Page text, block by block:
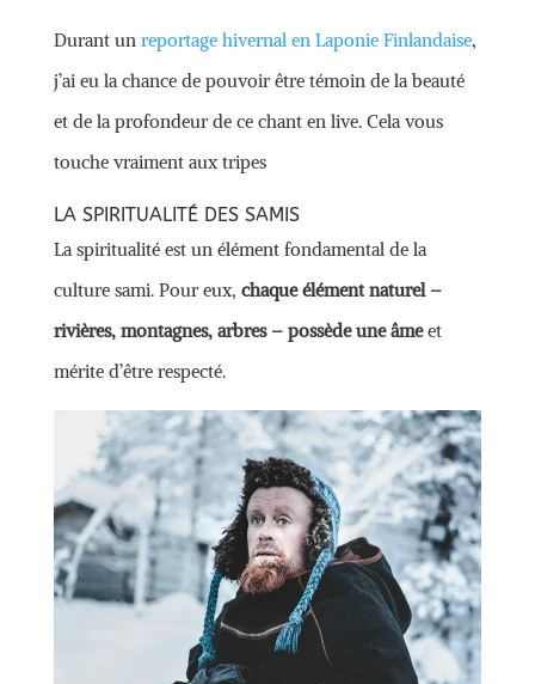
Durant un reportage hivernal en Laponie Finlandaise,
j’ai eu la chance de pouvoir être témoin de la beauté
et de la profondeur de ce chant en live. Cela vous
touche vraiment aux tripes
LA SPIRITUALITÉ DES SAMIS
La spiritualité est un élément fondamental de la
culture sami. Pour eux, chaque élément naturel –
rivières, montagnes, arbres – possède une âmeet
mérite d’être respecté.